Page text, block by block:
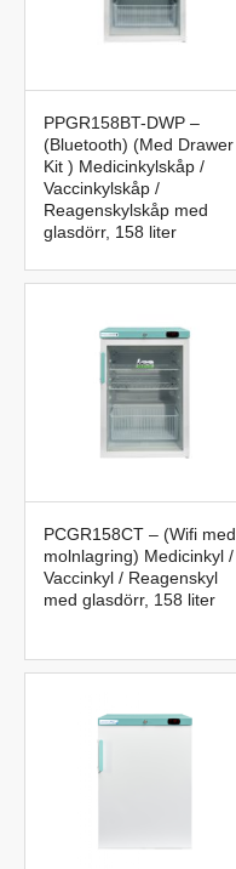
PPGR158BT-DWP –
(Bluetooth) (Med Drawer
Kit ) Medicinkylskåp /
Vaccinkylskåp /
Reagenskylskåp med
glasdörr, 158 liter
PCGR158CT – (Wifi med
molnlagring) Medicinkyl /
Vaccinkyl / Reagenskyl
med glasdörr, 158 liter